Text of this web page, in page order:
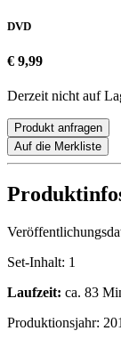
DVD
€ 9,99
Derzeit nicht auf
Produkt anfragen
Auf die Merkliste
Set-Inhalt: 1
Laufzeit: ca. 83
Produktionsjahr: